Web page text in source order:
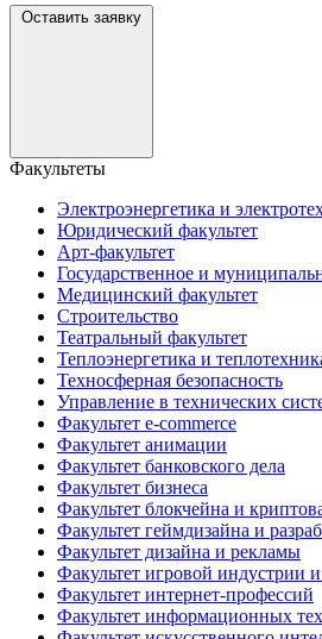
Оставить заявку
Факультеты
Электроэнергетика и
Юридический факультет
Арт-факультет
Государственное и
Медицинский факультет
Строительство
Театральный факультет
Теплоэнергетика и
Техносферная безопасность
Управление в технических
Факультет e-commerce
Факультет анимации
Факультет банковского дела
Факультет бизнеса
Факультет блокчейна и
Факультет геймдизайна и
Факультет дизайна и рекламы
Факультет игровой индустрии
Факультет интернет-профессий
Факультет информационных